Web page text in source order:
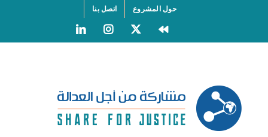
حول المشروع اتصل بنا
Facebook
X
Instagram
LinkedIn